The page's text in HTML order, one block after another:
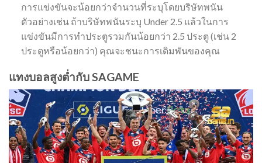
การแข่งขันจะน้อยกว่าจำนวนที่ระบุโดยบริษัทพนัน
ตัวอย่างเช่น ถ้าบริษัทพนันระบุ Under 2.5 แล้วในการ
แข่งขันมีการทำประตูรวมกันน้อยกว่า 2.5 ประตู (เช่น 2
ประตูหรือน้อยกว่า) คุณจะชนะการเดิมพันของคุณ
แทงบอลสูงต่ำกับ SAGAME